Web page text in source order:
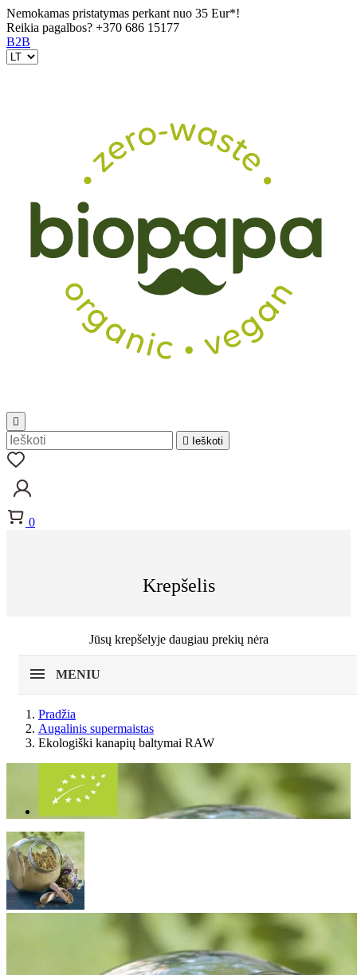
Nemokamas pristatymas perkant nuo 35 Eur*!
Reikia pagalbos? +370 686 15177
B2B


Ieškoti
0
Krepšelis
Jūsų krepšelyje daugiau prekių nėra
MENIU
Pradžia
Augalinis supermaistas
Ekologiški kanapių baltymai RAW